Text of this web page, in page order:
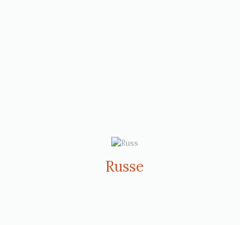
Russe